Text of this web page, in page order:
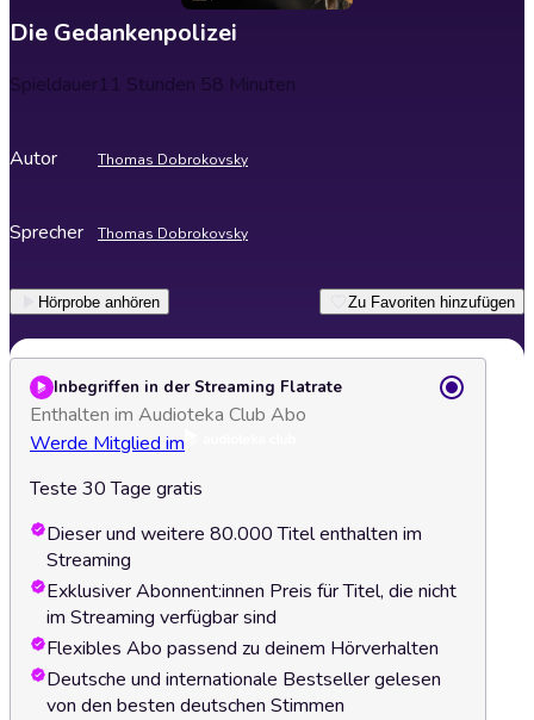
Die Gedankenpolizei
Spieldauer11 Stunden 58 Minuten
Autor Thomas Dobrokovsky
Sprecher Thomas Dobrokovsky
Hörprobe anhören Zu Favoriten hinzufügen
Inbegriffen in der Streaming Flatrate
Enthalten im Audioteka Club Abo
Werde Mitglied im
Teste 30 Tage gratis
Dieser und weitere 80.000 Titel enthalten im
Streaming
Exklusiver Abonnent:innen Preis für Titel, die nicht
im Streaming verfügbar sind
Flexibles Abo passend zu deinem Hörverhalten
Deutsche und internationale Bestseller gelesen
von den besten deutschen Stimmen